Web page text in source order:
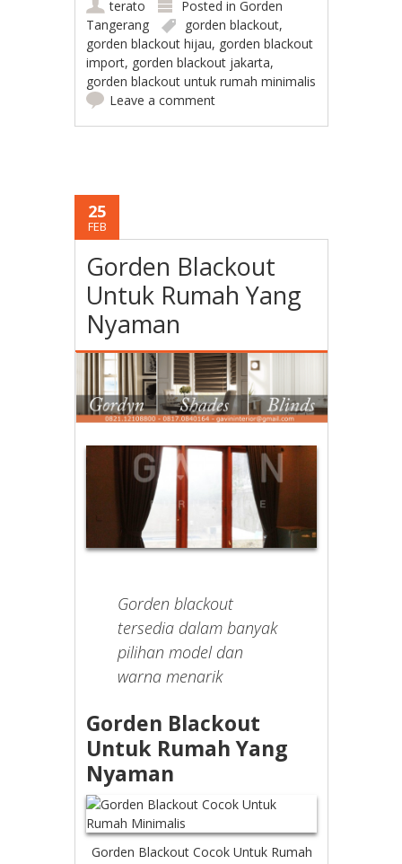
terato Posted inGorden
Tangerang
gorden blackout,
gorden blackout hijau, gorden blackout
import, gorden blackout jakarta,
gorden blackout untuk rumah minimalis
Leave a comment
25
FEB
Gorden Blackout
Untuk Rumah Yang
Nyaman
Gorden blackout
tersedia dalam banyak
pilihan model dan
warna menarik
Gorden Blackout
Untuk Rumah Yang
Nyaman
Gorden Blackout Cocok Untuk Rumah